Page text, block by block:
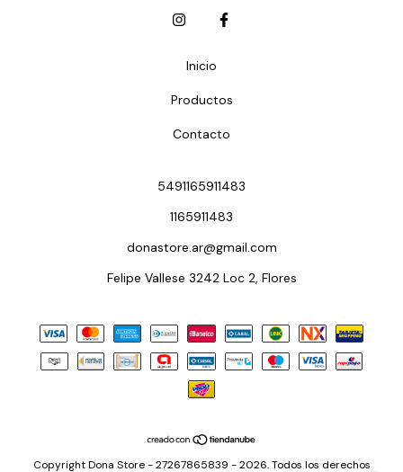
Inicio
Productos
Contacto
5491165911483
1165911483
donastore.ar@gmail.com
Felipe Vallese 3242 Loc 2, Flores
Copyright Dona Store - 27267865839 - 2026. Todos los derechos